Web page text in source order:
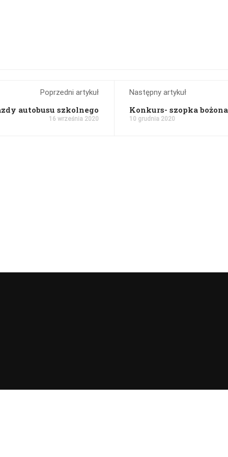
Poprzedni artykuł
autobusu szkolnego
16 września 2020
Następny artykuł
Konkurs- szopka
10 grudnia 2020